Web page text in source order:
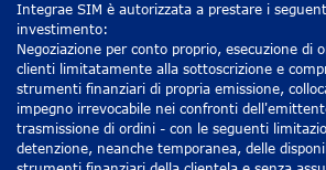
Integrae SIM è autorizzata a prestare i
investimento:
Negoziazione per conto proprio, esecuzione di
clienti limitatamente alla sottoscrizione e
strumenti finanziari di propria emissione,
impegno irrevocabile nei confronti
trasmissione di ordini - con le seguenti
detenzione, neanche temporanea, delle